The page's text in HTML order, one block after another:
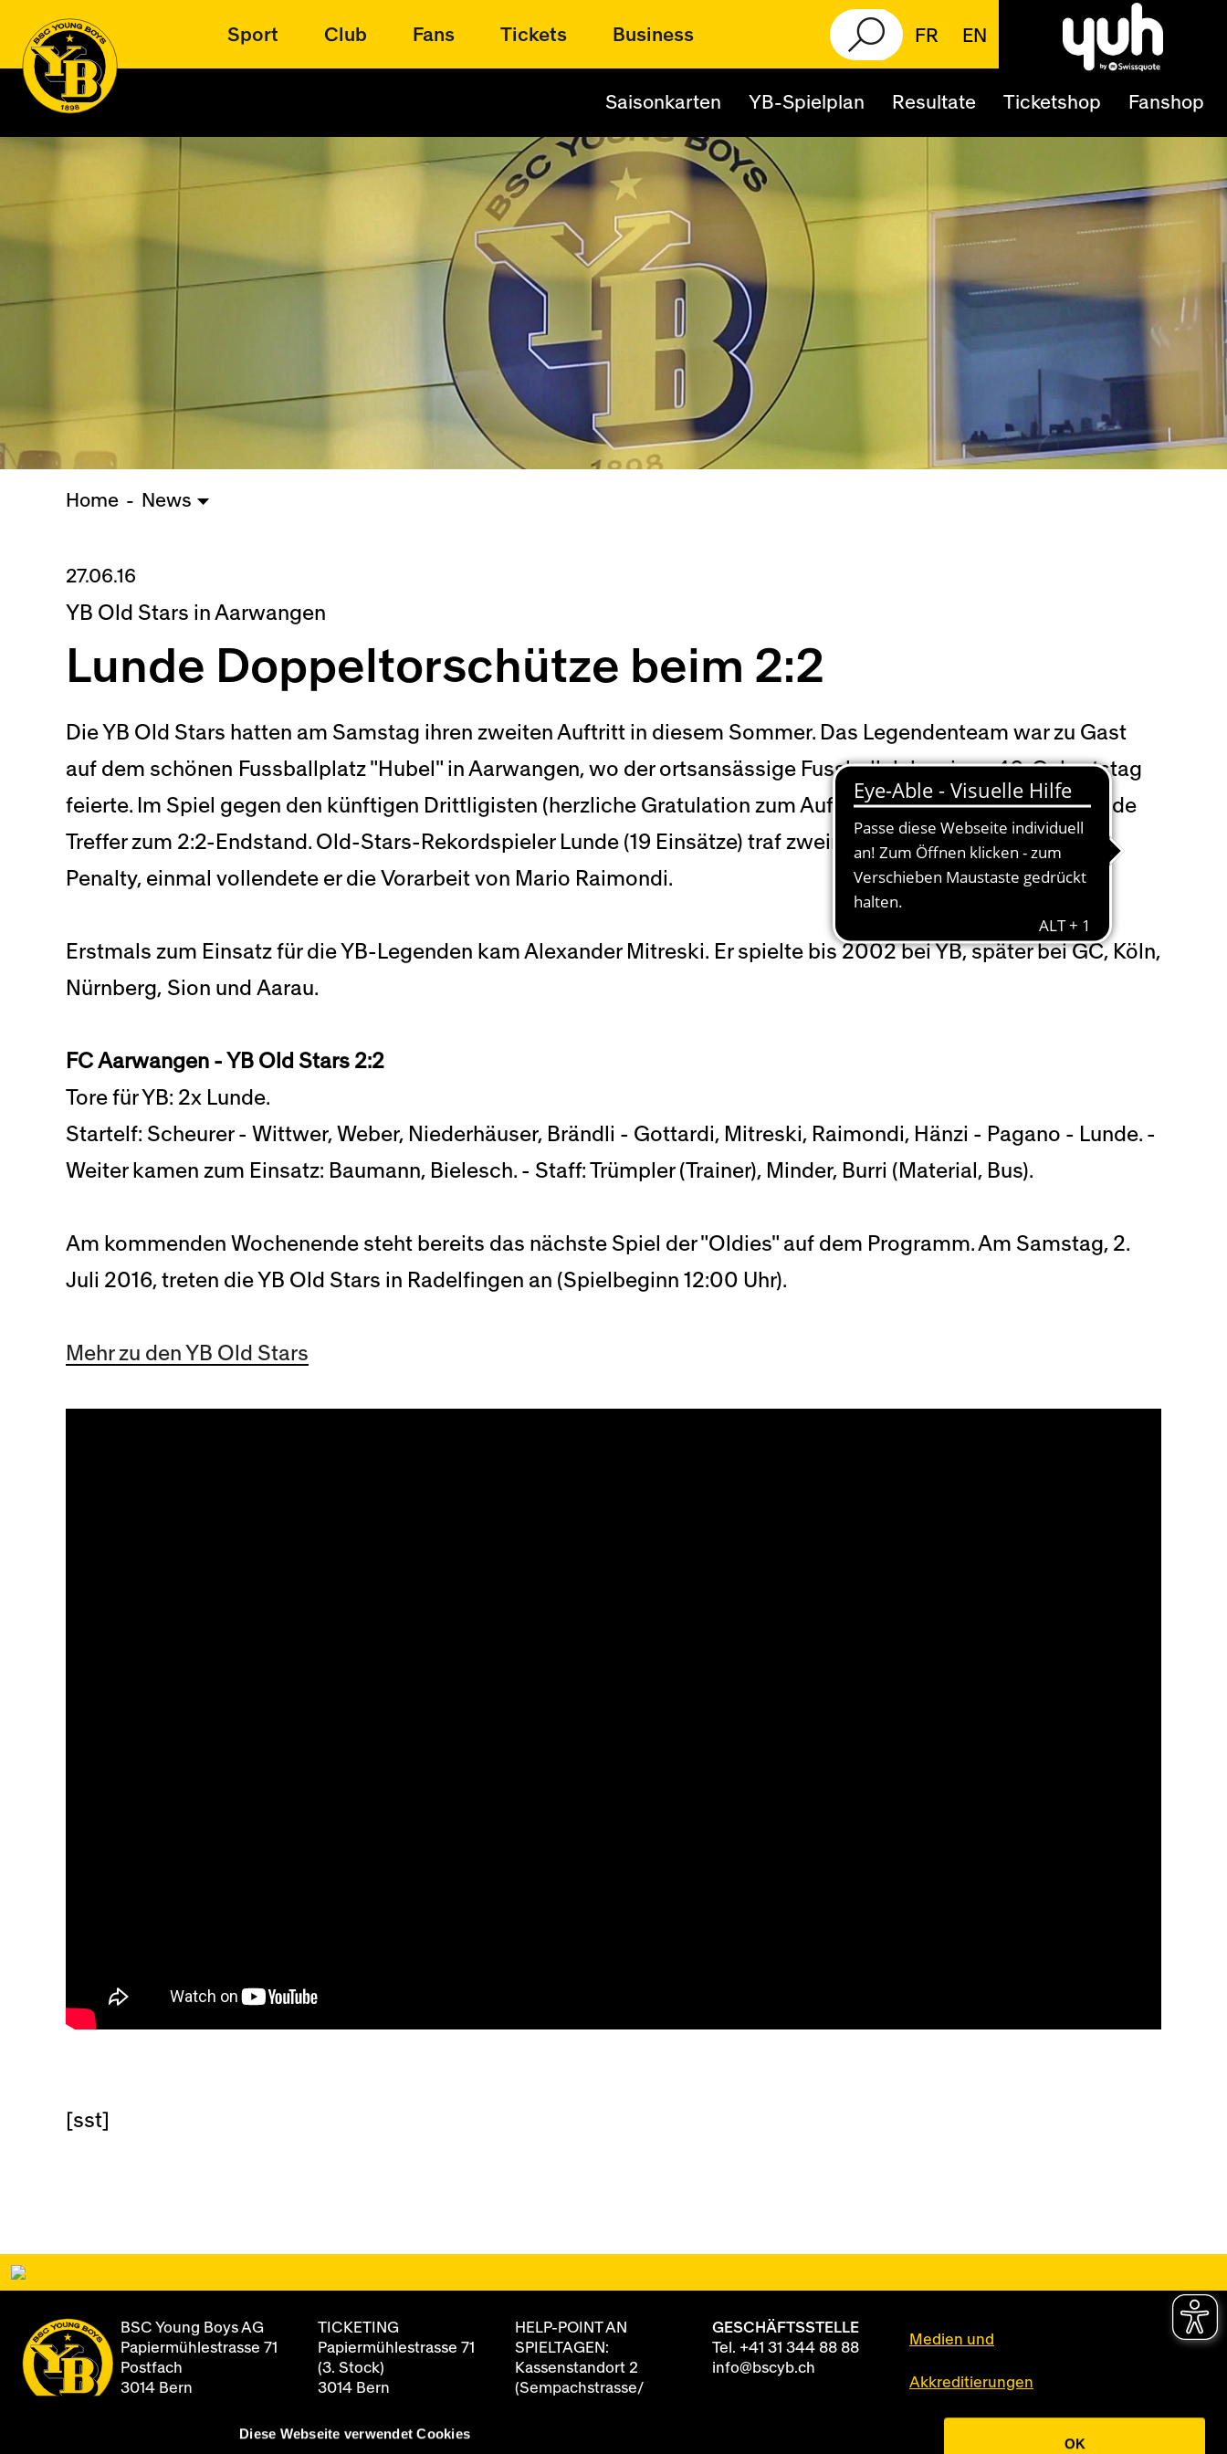
Diese Webseite verwendet Cookies
OK
Sport Club Fans Tickets Business FR EN
Saisonkarten YB-Spielplan Resultate Ticketshop Fanshop
Home News
27.06.16
YB Old Stars in Aarwangen
Lunde Doppeltorschütze beim 2:2
Die YB Old Stars hatten am Samstag ihren zweiten Auftritt in diesem Sommer. Das Legendenteam war zu Gast
auf dem schönen Fussballplatz "Hubel" in Aarwangen, wo der ortsansässige Fussballclub seinen 40. Geburtstag
feierte. Im Spiel gegen den künftigen Drittligisten (herzliche Gratulation zum Aufstieg!) schoss Lars Lunde beide
Treffer zum 2:2-Endstand. Old-Stars-Rekordspieler Lunde (19 Einsätze) traf zweimal zur Führung, einmal per
Penalty, einmal vollendete er die Vorarbeit von Mario Raimondi.
Erstmals zum Einsatz für die YB-Legenden kam Alexander Mitreski. Er spielte bis 2002 bei YB, später bei GC, Köln,
Nürnberg, Sion und Aarau.
FC Aarwangen - YB Old Stars 2:2
Tore für YB: 2x Lunde.
Startelf: Scheurer - Wittwer, Weber, Niederhäuser, Brändli - Gottardi, Mitreski, Raimondi, Hänzi - Pagano - Lunde. -
Weiter kamen zum Einsatz: Baumann, Bielesch. - Staff: Trümpler (Trainer), Minder, Burri (Material, Bus).
Am kommenden Wochenende steht bereits das nächste Spiel der "Oldies" auf dem Programm. Am Samstag, 2.
Juli 2016, treten die YB Old Stars in Radelfingen an (Spielbeginn 12:00 Uhr).
Mehr zu den YB Old Stars
[sst]
BSC Young Boys AG
Papiermühlestrasse 71
Postfach
3014 Bern
TICKETING
Papiermühlestrasse 71
(3. Stock)
3014 Bern
+41 31 344 88 88
HELP-POINT AN
SPIELTAGEN:
Kassenstandort 2
(Sempachstrasse/
GESCHÄFTSSTELLE
Tel. +41 31 344 88 88
info@bscyb.ch
Medien und
Akkreditierungen
Datenschutz